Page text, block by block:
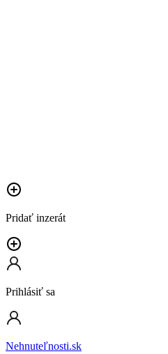
Pridať inzerát
Prihlásiť sa
Nehnuteľnosti.sk